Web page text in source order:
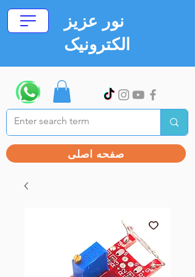
نور عزیز
الکترونیک
صفحه اصلی